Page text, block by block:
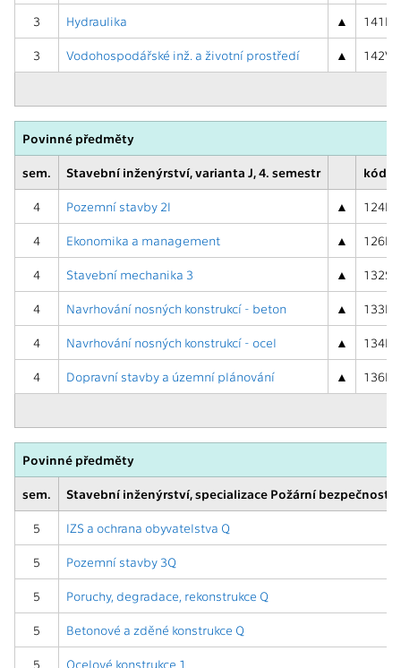
3 Hydraulika ▲
3 Vodohospodářské inž. a životní prostředí ▲
Povinné předměty
sem. Stavební inženýrství, varianta J, 4. semestr kód,
4 Pozemní stavby 2I ▲
4 Ekonomika a management ▲
4 Stavební mechanika 3 ▲
4 Navrhování nosných konstrukcí - beton ▲
4 Navrhování nosných konstrukcí - ocel ▲
4 Dopravní stavby a územní plánování ▲
Povinné předměty
sem. Stavební inženýrství, specializace Požární bezpečnost
5 IZS a ochrana obyvatelstva Q
5 Pozemní stavby 3Q
5 Poruchy, degradace, rekonstrukce Q
5 Betonové a zděné konstrukce Q
5 Ocelové konstrukce 1